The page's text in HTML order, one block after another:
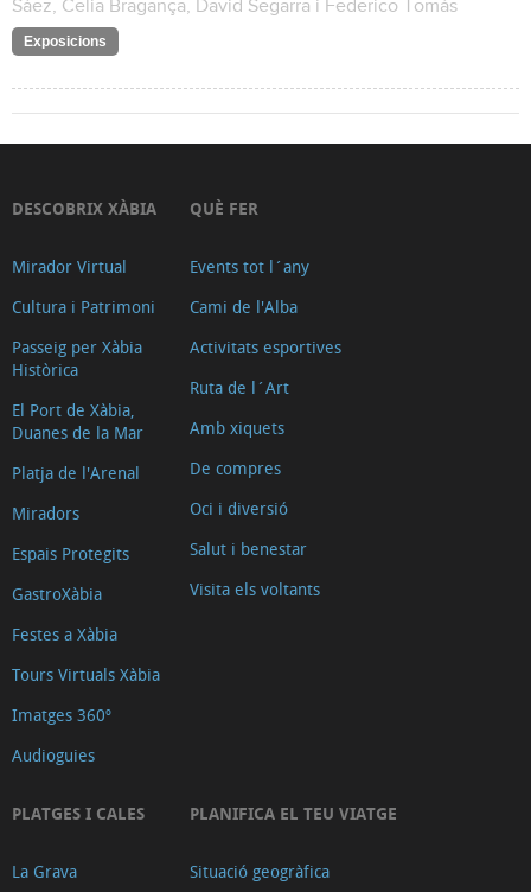
Sáez, Celia Bragança, David Segarra i Federico Tomás
Exposicions
DESCOBRIX XÀBIA
Mirador Virtual
Cultura i Patrimoni
Passeig per Xàbia
Històrica
El Port de Xàbia,
Duanes de la Mar
Platja de l'Arenal
Miradors
Espais Protegits
GastroXàbia
Festes a Xàbia
Tours Virtuals Xàbia
Imatges 360º
Audioguies
QUÈ FER
Events tot l´any
Cami de l'Alba
Activitats esportives
Ruta de l´Art
Amb xiquets
De compres
Oci i diversió
Salut i benestar
Visita els voltants
PLATGES I CALES
La Grava
PLANIFICA EL TEU VIATGE
Situació geogràfica